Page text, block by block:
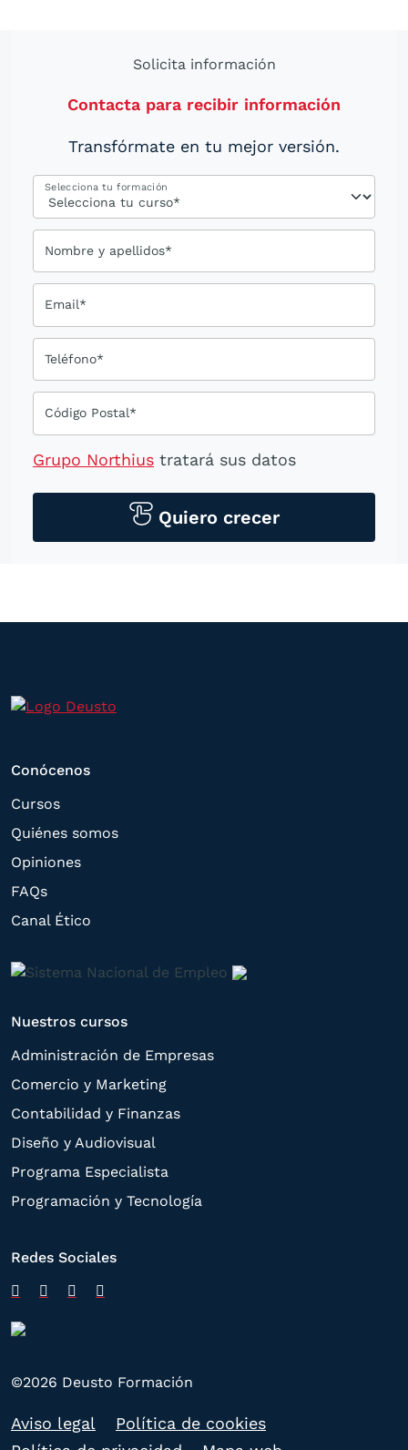
Solicita información
Contacta para recibir información
Transfórmate en tu mejor versión.
Selecciona tu formación
Nombre y apellidos*
Email*
Teléfono*
Código Postal*
Grupo Northius tratará sus datos
tecnológicos, incluso aplicaciones de
mensajería instantánea, con el fin de
otros directamente relacionados con el
correspondiente. Compartiremos su
el
oferta de productos y servicios de acuerdo
a su petición. Quedan reconocidos los
derechos de acceso,
rectificación, supresión, oposición,
limitación, tal y como se explica en la
Quiero crecer
Conócenos
Cursos
Quiénes somos
Opiniones
FAQs
Canal Ético
Nuestros cursos
Administración de Empresas
Comercio y Marketing
Contabilidad y Finanzas
Diseño y Audiovisual
Programa Especialista
Programación y Tecnología
Redes Sociales
©2026 Deusto Formación
Aviso legal
Política de cookies